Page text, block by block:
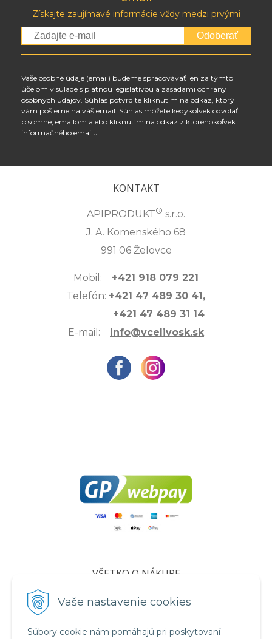
Vaše nastavenie cookies
Súbory cookie nám pomáhajú pri poskytovaní
Získajte zaujímavé informácie vždy medzi prvými
Odoberať
Vaše osobné údaje (email) budeme spracovávať len za týmto
účelom v súlade s platnou legislatívou a zásadami ochrany
osobných údajov. Súhlas potvrdíte kliknutím na odkaz, ktorý
vám pošleme na váš email. Súhlas môžete kedykoľvek odvolať
písomne, emailom alebo kliknutím na odkaz z ktoréhokoľvek
informačného emailu.
KONTAKT
APIPRODUKT® s.r.o.
J. A. Komenského 68
991 06 Želovce
Mobil: +421 918 079 221
Telefón: +421 47 489 30 41,
+421 47 489 31 14
E-mail: info@vcelivosk.sk
VŠETKO O NÁKUPE
Certifikáty
Ochrana osobných údajov